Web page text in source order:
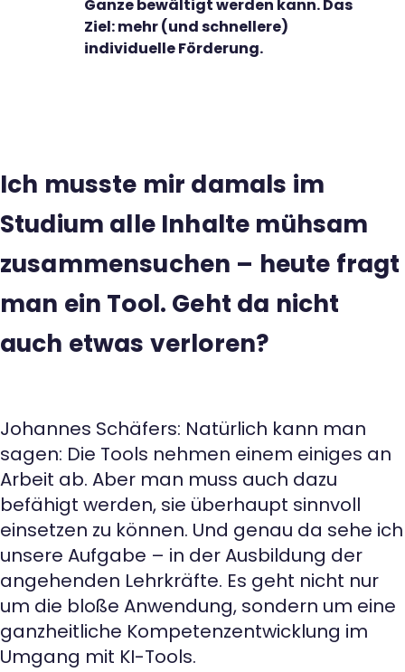
Ganze bewältigt werden kann. Das
Ziel: mehr (und schnellere)
individuelle Förderung.
Ich musste mir damals im
Studium alle Inhalte mühsam
zusammensuchen – heute fragt
man ein Tool. Geht da nicht
auch etwas verloren?
Johannes Schäfers: Natürlich kann man
sagen: Die Tools nehmen einem einiges an
Arbeit ab. Aber man muss auch dazu
befähigt werden, sie überhaupt sinnvoll
einsetzen zu können. Und genau da sehe ich
unsere Aufgabe – in der Ausbildung der
angehenden Lehrkräfte. Es geht nicht nur
um die bloße Anwendung, sondern um eine
ganzheitliche Kompetenzentwicklung im
Umgang mit KI-Tools.